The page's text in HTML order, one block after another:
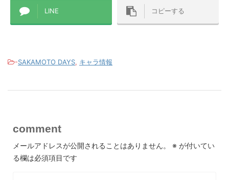
LINE コピーする
-SAKAMOTO DAYS, キャラ情報
comment
メールアドレスが公開されることはありません。 ※ が付いてい
る欄は必須項目です